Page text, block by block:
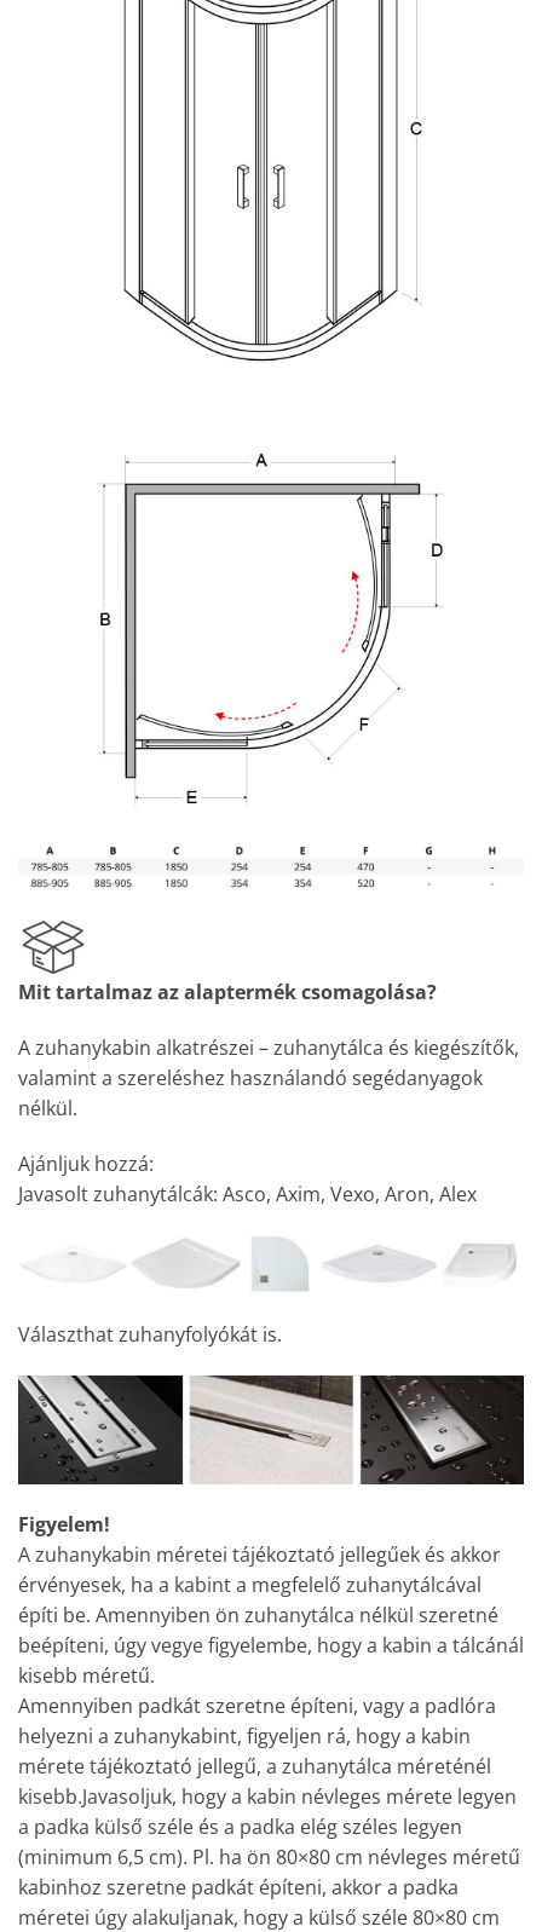
Mit tartalmaz az alaptermék csomagolása?
A zuhanykabin alkatrészei – zuhanytálca és kiegészítők,
valamint a szereléshez használandó segédanyagok
nélkül.
Ajánljuk hozzá:
Javasolt zuhanytálcák: Asco, Axim, Vexo, Aron, Alex
Választhat zuhanyfolyókát is.
Figyelem!
A zuhanykabin méretei tájékoztató jellegűek és akkor
érvényesek, ha a kabint a megfelelő zuhanytálcával
építi be. Amennyiben ön zuhanytálca nélkül szeretné
beépíteni, úgy vegye figyelembe, hogy a kabin a tálcánál
kisebb méretű.
Amennyiben padkát szeretne építeni, vagy a padlóra
helyezni a zuhanykabint, figyeljen rá, hogy a kabin
mérete tájékoztató jellegű, a zuhanytálca méreténél
kisebb.Javasoljuk, hogy a kabin névleges mérete legyen
a padka külső széle és a padka elég széles legyen
(minimum 6,5 cm). Pl. ha ön 80×80 cm névleges méretű
kabinhoz szeretne padkát építeni, akkor a padka
méretei úgy alakuljanak, hogy a külső széle 80×80 cm